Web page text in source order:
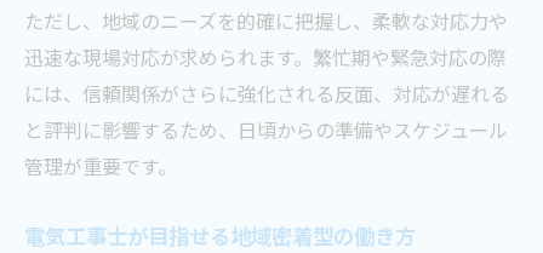
ただし、地域のニーズを的確に把握し、柔軟な対応力や
迅速な現場対応が求められます。繁忙期や緊急対応の際
には、信頼関係がさらに強化される反面、対応が遅れる
と評判に影響するため、日頃からの準備やスケジュール
管理が重要です。
電気工事士が目指せる地域密着型の働き方